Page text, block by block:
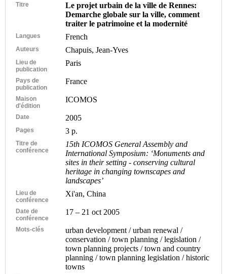
Titre
Le projet urbain de la ville de Rennes:
Demarche globale sur la ville, comment
traiter le patrimoine et la modernité
Langues French
Auteurs Chapuis, Jean-Yves
Lieu de
publication
Paris
Pays de
publication
France
Maison
d'édition
ICOMOS
Date 2005
Pages 3 p.
Titre de
conférence
15th ICOMOS General Assembly and
International Symposium: ‘Monuments and
sites in their setting - conserving cultural
heritage in changing townscapes and
landscapes’
Lieu de
conférence
Xi'an, China
Date de
conférence
17 – 21 oct 2005
Mots-clés
urban development / urban renewal /
conservation / town planning / legislation /
town planning projects / town and country
planning / town planning legislation / historic
towns